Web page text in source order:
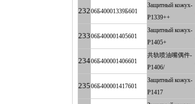
23206Б40001339Б601
Защитный кожух-
P1339++
23306Б400001405601
Защитный кожух-
P1405+
23406Б400001406601
共轨喷油嘴偶件-
P1406/
23506Б400001417601
Защитный кожух-
P1417